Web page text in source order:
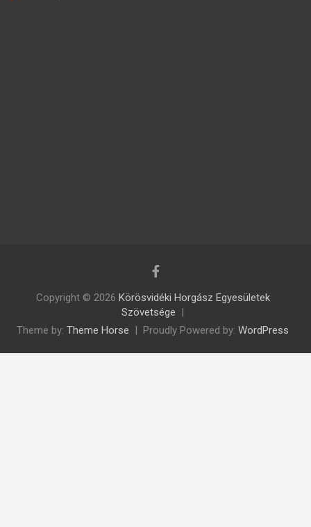
Copyright © 2026 Körösvidéki Horgász Egyesületek
Szövetsége
Theme by: Theme Horse Proudly Powered by: WordPress